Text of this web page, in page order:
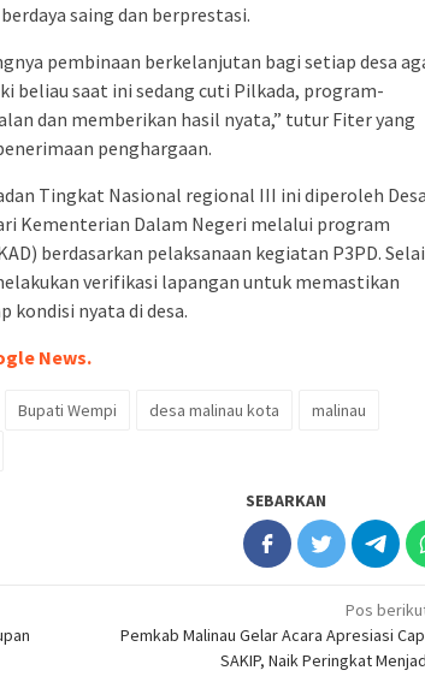
saing dan berprestasi.
pembinaan berkelanjutan bagi setiap desa
beliau saat ini sedang cuti Pilkada, program-
dan memberikan hasil nyata,” tutur Fiter yang
penghargaan.
Tingkat Nasional regional III ini diperoleh Desa
Kementerian Dalam Negeri melalui program
berdasarkan pelaksanaan kegiatan P3PD.
verifikasi lapangan untuk memastikan
kondisi nyata di desa.
News.
Bupati Wempi desa malinau kota
malinau
SEBARKAN
Pos
Pemkab Malinau Gelar Acara Apresiasi
SAKIP, Naik Peringkat